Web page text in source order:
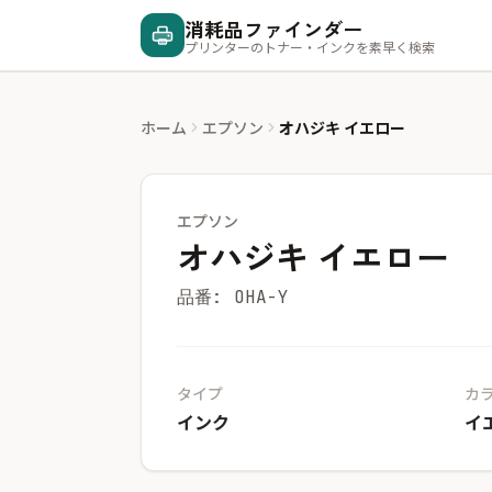
消耗品ファインダー
プリンターのトナー・インクを素早く検索
ホーム エプソン オハジキ イエロー
エプソン
オハジキ イエロー
品番: OHA-Y
タイプ
インク
カ
イ